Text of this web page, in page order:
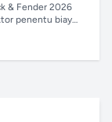
& Fender 2026
penentu biaya,
untuk gudang